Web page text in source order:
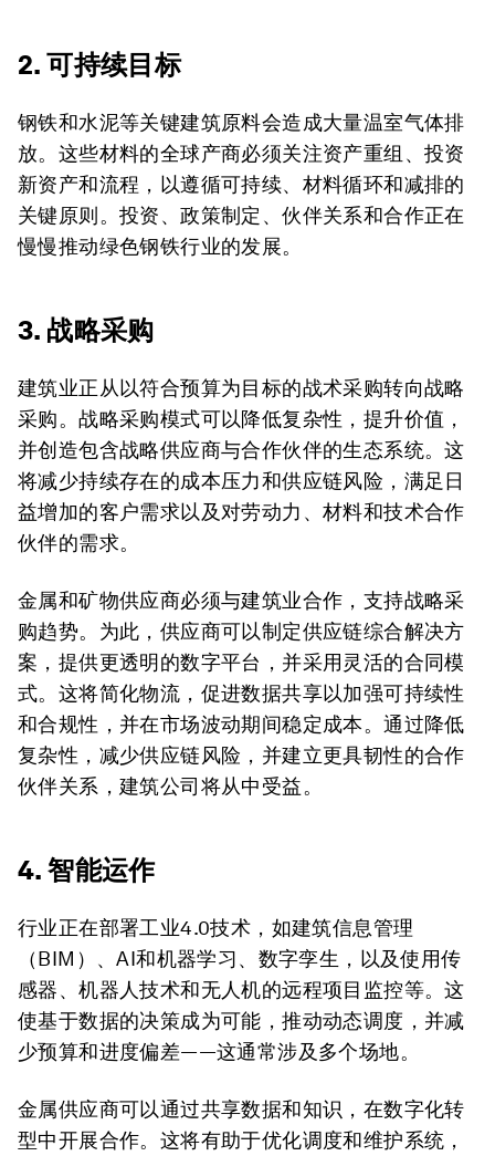
2. 可持续目标
钢铁和水泥等关键建筑原料会造成大量温室气体排
放。这些材料的全球产商必须关注资产重组、投资
新资产和流程，以遵循可持续、材料循环和减排的
关键原则。投资、政策制定、伙伴关系和合作正在
慢慢推动绿色钢铁行业的发展。
3. 战略采购
建筑业正从以符合预算为目标的战术采购转向战略
采购。战略采购模式可以降低复杂性，提升价值，
并创造包含战略供应商与合作伙伴的生态系统。这
将减少持续存在的成本压力和供应链风险，满足日
益增加的客户需求以及对劳动力、材料和技术合作
伙伴的需求。
金属和矿物供应商必须与建筑业合作，支持战略采
购趋势。为此，供应商可以制定供应链综合解决方
案，提供更透明的数字平台，并采用灵活的合同模
式。这将简化物流，促进数据共享以加强可持续性
和合规性，并在市场波动期间稳定成本。通过降低
复杂性，减少供应链风险，并建立更具韧性的合作
伙伴关系，建筑公司将从中受益。
4. 智能运作
行业正在部署工业4.0技术，如建筑信息管理
（BIM）、AI和机器学习、数字孪生，以及使用传
感器、机器人技术和无人机的远程项目监控等。这
使基于数据的决策成为可能，推动动态调度，并减
少预算和进度偏差——这通常涉及多个场地。
金属供应商可以通过共享数据和知识，在数字化转
型中开展合作。这将有助于优化调度和维护系统，